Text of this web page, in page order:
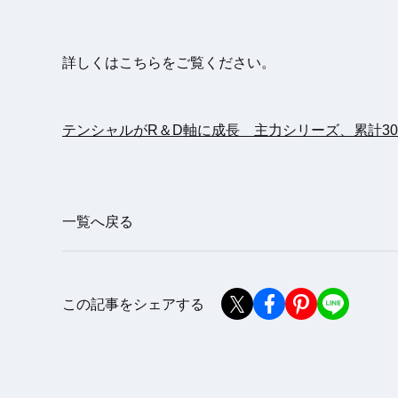
詳しくはこちらをご覧ください。
テンシャルがR＆D軸に成長 主力シリーズ、累計
一覧へ戻る
この記事をシェアする